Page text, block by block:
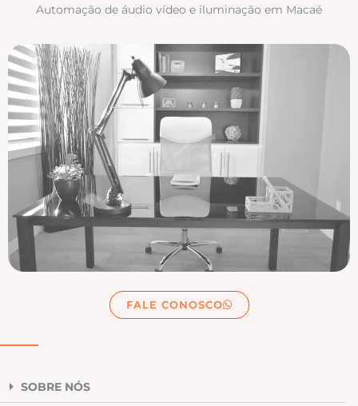
Automação de áudio vídeo e iluminação em Macaé
FALE CONOSCO
SOBRE NÓS